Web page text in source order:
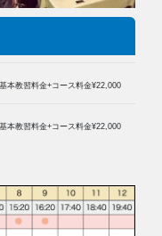
本教習料金+コース料金¥22,000
本教習料金+コース料金¥22,000